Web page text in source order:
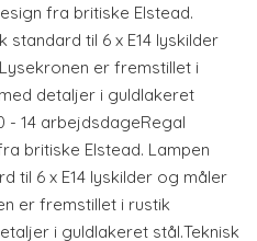
fra britiske Elstead.
til 6 x E14 lyskilder
er fremstillet i
detaljer i guldlakeret
- 14 arbejdsdageRegal
britiske Elstead. Lampen
til 6 x E14 lyskilder og måler
er fremstillet i rustik
i guldlakeret stål.Teknisk